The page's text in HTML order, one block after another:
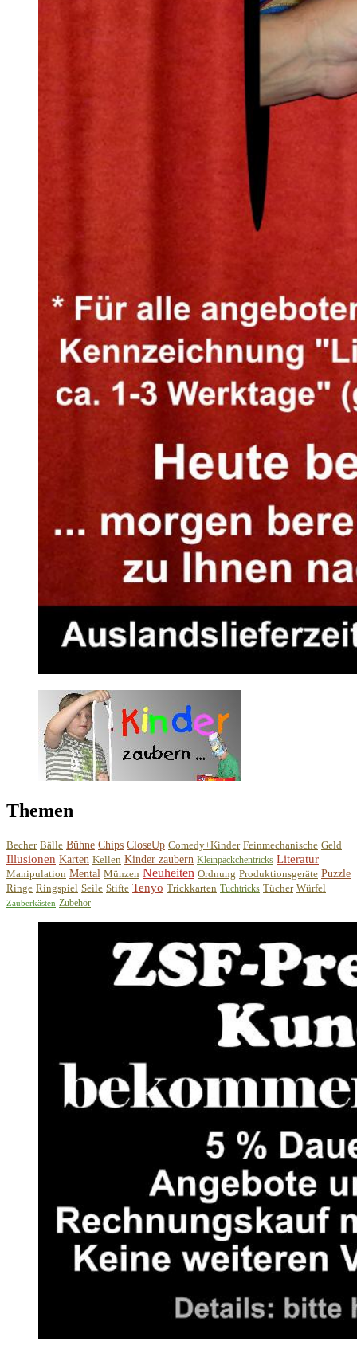
Themen
Becher Bälle Bühne Chips CloseUp Comedy+Kinder Feinmechanische Geld
Illusionen Karten Kellen Kinder zaubern Kleinpäckchentricks Literatur
Manipulation Mental Münzen Neuheiten Ordnung Produktionsgeräte Puzzle
Ringe Ringspiel Seile Stifte Tenyo Trickkarten Tuchtricks Tücher Würfel
Zauberkästen Zubehör